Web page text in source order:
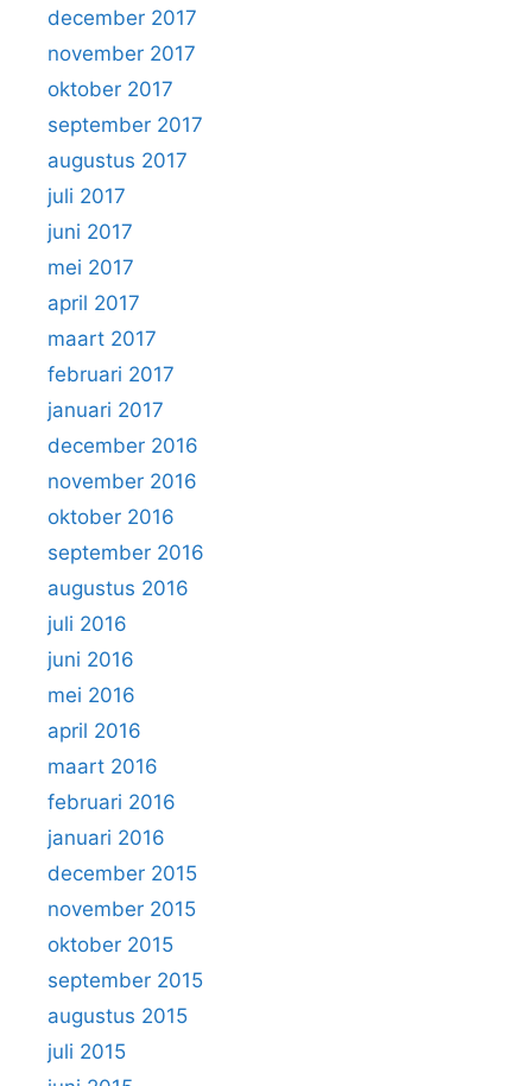
december 2017
november 2017
oktober 2017
september 2017
augustus 2017
juli 2017
juni 2017
mei 2017
april 2017
maart 2017
februari 2017
januari 2017
december 2016
november 2016
oktober 2016
september 2016
augustus 2016
juli 2016
juni 2016
mei 2016
april 2016
maart 2016
februari 2016
januari 2016
december 2015
november 2015
oktober 2015
september 2015
augustus 2015
juli 2015